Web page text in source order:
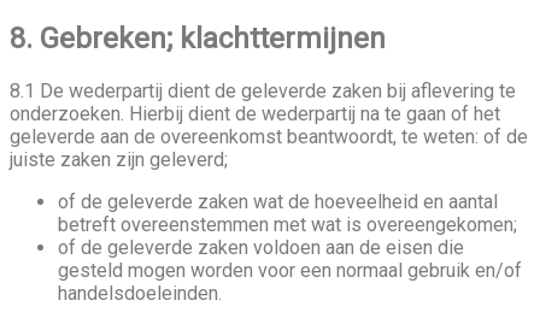
8. Gebreken; klachttermijnen
8.1 De wederpartij dient de geleverde zaken bij aflevering te
onderzoeken. Hierbij dient de wederpartij na te gaan of het
geleverde aan de overeenkomst beantwoordt, te weten: of de
juiste zaken zijn geleverd;
of de geleverde zaken wat de hoeveelheid en aantal
betreft overeenstemmen met wat is overeengekomen;
of de geleverde zaken voldoen aan de eisen die
gesteld mogen worden voor een normaal gebruik en/of
handelsdoeleinden.